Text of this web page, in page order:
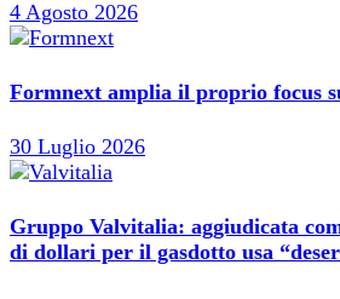
4 Agosto 2026
Formnext amplia il proprio focus
30 Luglio 2026
Gruppo Valvitalia: aggiudicata
di dollari per il gasdotto usa